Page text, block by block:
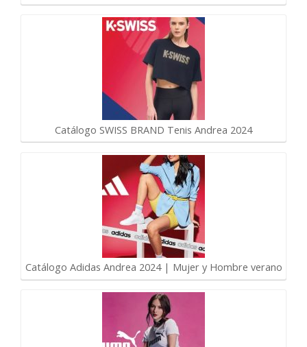
Catálogo SWISS BRAND Tenis Andrea 2024
Catálogo Adidas Andrea 2024 | Mujer y Hombre verano